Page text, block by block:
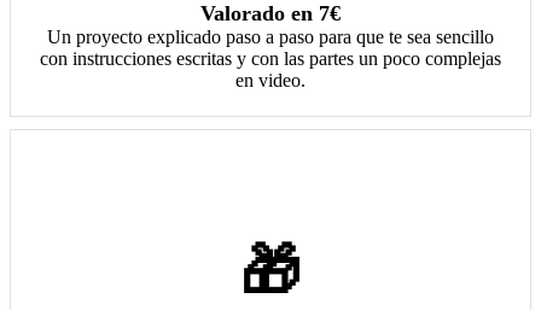
Valorado en 7€
Un proyecto explicado paso a paso para que te sea sencillo
con instrucciones escritas y con las partes un poco complejas
en video.
🎁